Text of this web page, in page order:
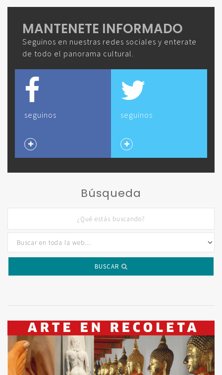
MANTENETE INFORMADO
Seguinos en nuestras redes sociales y enterate
de todo el panorama cultural.
seguinos seguinos
Búsqueda
BUSCAR